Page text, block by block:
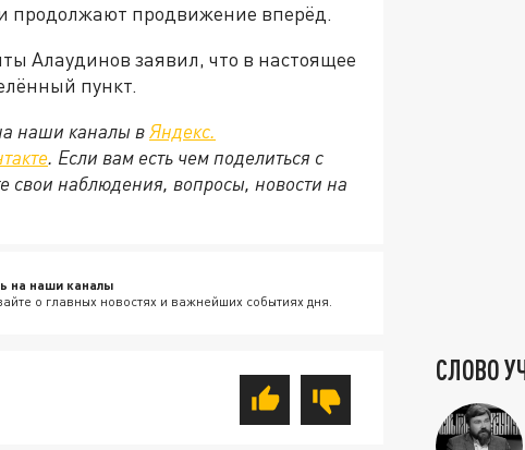
продолжают продвижение вперёд.
Алаудинов заявил, что в настоящее
пункт.
наши каналы вЯндекс.
. Если вам есть чем поделиться с
наблюдения, вопросы, новости на
на наши каналы
о главных новостях и важнейших событиях дня.
СЛОВО